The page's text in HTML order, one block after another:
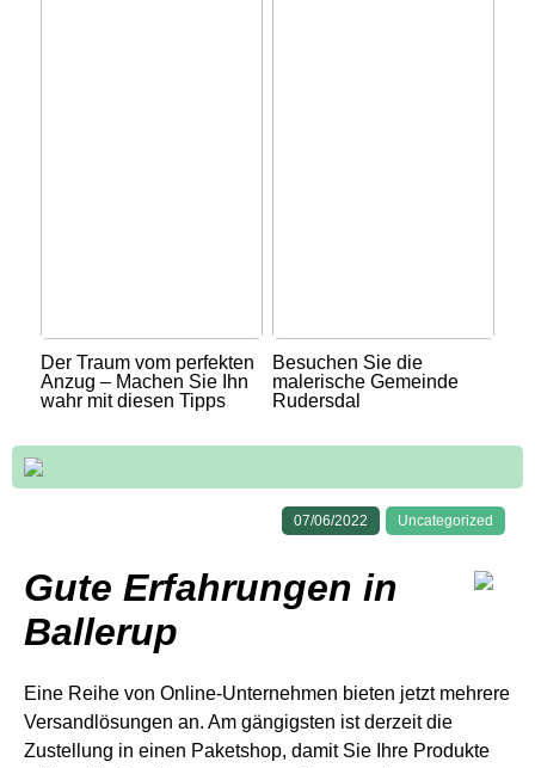
Der Traum vom perfekten
Anzug – Machen Sie Ihn
wahr mit diesen Tipps
Besuchen Sie die
malerische Gemeinde
Rudersdal
07/06/2022 Uncategorized
Gute Erfahrungen in
Ballerup
Eine Reihe von Online-Unternehmen bieten jetzt mehrere
Versandlösungen an. Am gängigsten ist derzeit die
Zustellung in einen Paketshop, damit Sie Ihre Produkte